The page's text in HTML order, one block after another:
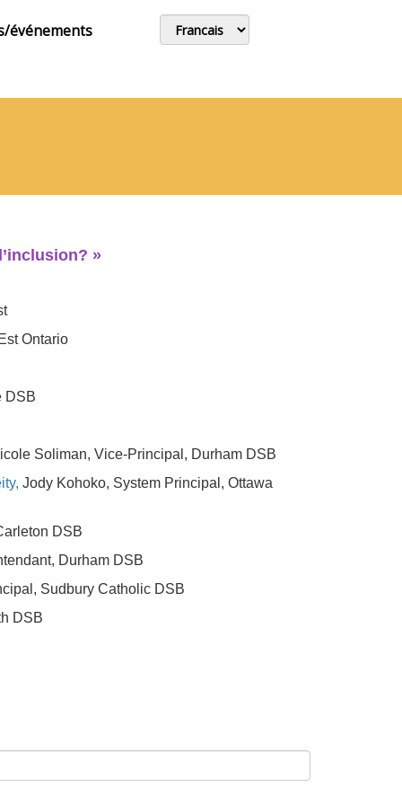
événements
»
Ontario
DSB
Soliman, Vice-Principal, Durham DSB
, Jody Kohoko, System Principal, Ottawa
DSB
Durham DSB
Sudbury Catholic DSB
DSB